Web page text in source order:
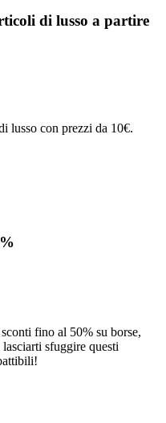
di lusso a partire
lusso con prezzi da 10€.
fino al 50% su borse,
sfuggire questi